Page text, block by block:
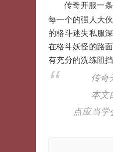
传奇开服一
每一个的强人大
的格斗迷失私服
在格斗妖怪的路
有充分的洗练阻
传奇
本文
点应当学